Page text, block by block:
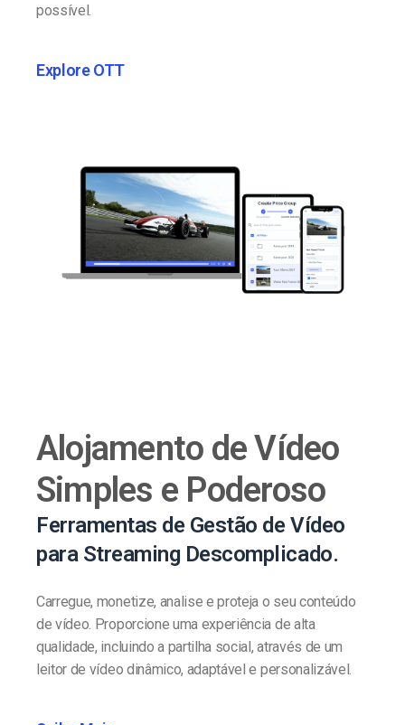
possível.
Explore OTT
Alojamento de Vídeo
Simples e Poderoso
Ferramentas de Gestão de Vídeo
para Streaming Descomplicado.
Carregue, monetize, analise e proteja o seu conteúdo
de vídeo. Proporcione uma experiência de alta
qualidade, incluindo a partilha social, através de um
leitor de vídeo dinâmico, adaptável e personalizável.